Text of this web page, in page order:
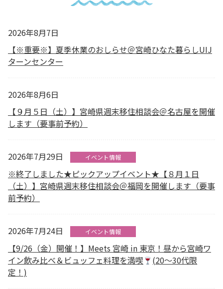
2026年8月7日
【※重要※】夏季休業のおしらせ＠宮崎ひなた暮らしUIJ
ターンセンター
2026年8月6日
【９月５日（土）】宮崎県週末移住相談会＠名古屋を開催
します（要事前予約）
2026年7月29日 イベント情報
※終了しました★ピックアップイベント★【８月１日
（土）】宮崎県週末移住相談会＠福岡を開催します（要事
前予約）
2026年7月24日 イベント情報
【9/26（金）開催！】Meets 宮崎 in 東京！昼から宮崎ワ
イン飲み比べ＆ビュッフェ料理を満喫
(20～30代限
定！)